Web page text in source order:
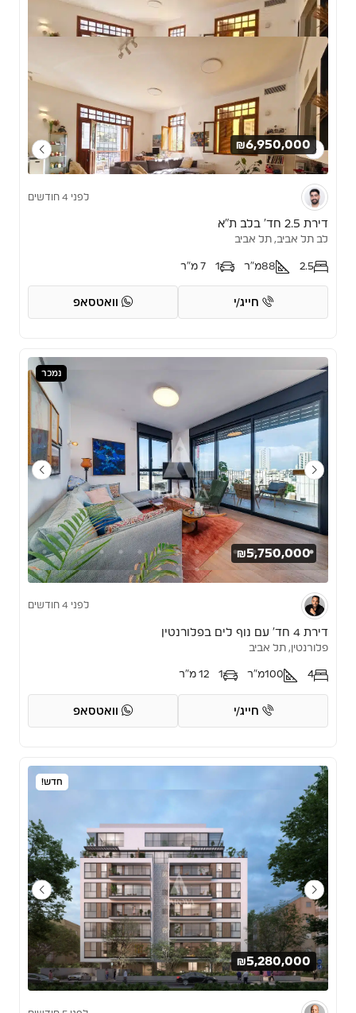
₪6,950,000
לפני 4 חודשים
דירת 2.5 חד’ בלב ת”א
לב תל אביב, תל אביב
2.5
88מ"ר 1 7 מ"ר
חייג/י וואטסאפ
נמכר
₪5,750,000
לפני 4 חודשים
דירת 4 חד’ עם נוף לים בפלורנטין
פלורנטין, תל אביב
4
100מ"ר 1 12 מ"ר
חייג/י וואטסאפ
חדש!
₪5,280,000